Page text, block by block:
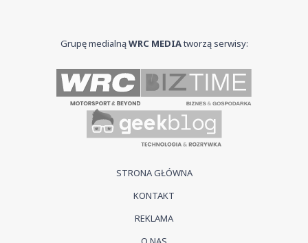
Grupę medialnąWRC MEDIAtworzą serwisy:
STRONA GŁÓWNA
KONTAKT
REKLAMA